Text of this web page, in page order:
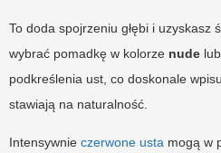
To doda spojrzeniu głębi i uzyskasz
wybrać pomadkę w kolorze nude
podkreślenia ust, co doskonale
stawiają na naturalność.
Intensywnie czerwone usta mogą w